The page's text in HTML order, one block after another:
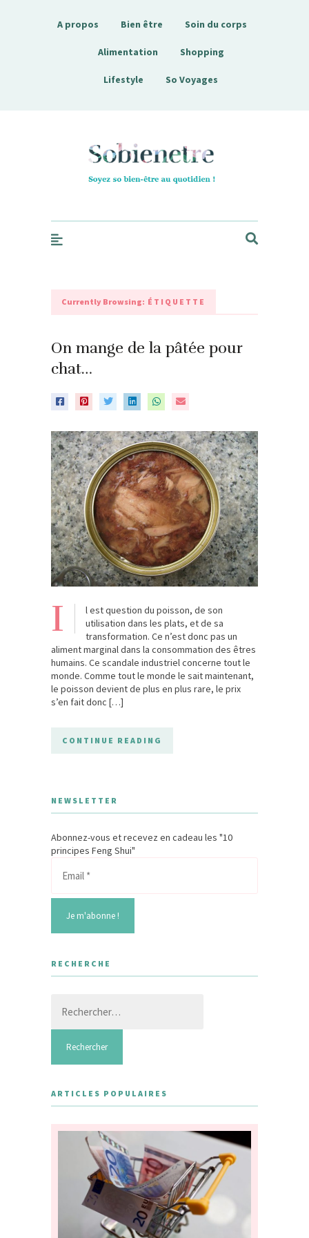
A propos Bien être Soin du corps
Alimentation Shopping
Lifestyle So Voyages
Sobienetre
Currently Browsing: ÉTIQUETTE
On mange de la pâtée pour
chat…
I
l est question du poisson, de son
utilisation dans les plats, et de sa
transformation. Ce n’est donc pas un
aliment marginal dans la consommation des êtres
humains. Ce scandale industriel concerne tout le
monde. Comme tout le monde le sait maintenant,
le poisson devient de plus en plus rare, le prix
s’en fait donc […]
CONTINUE READING
NEWSLETTER
Abonnez-vous et recevez en cadeau les "10
principes Feng Shui"
RECHERCHE
ARTICLES POPULAIRES